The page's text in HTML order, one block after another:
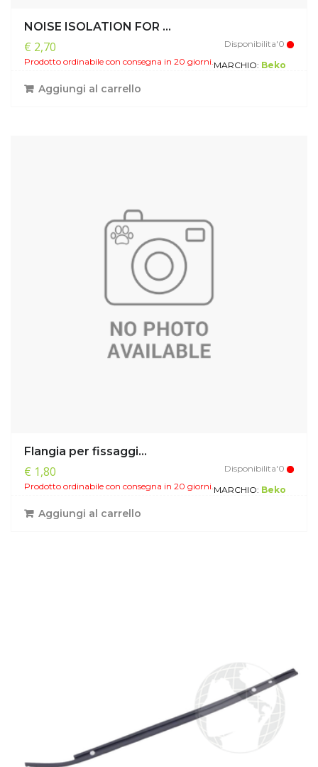
NOISE ISOLATION FOR ...
€ 2,70
Disponibilita'0
Prodotto ordinabile con consegna in 20 giorni.MARCHIO: Beko
Aggiungi al carrello
Flangia per fissaggi...
€ 1,80
Disponibilita'0
Prodotto ordinabile con consegna in 20 giorni.MARCHIO: Beko
Aggiungi al carrello